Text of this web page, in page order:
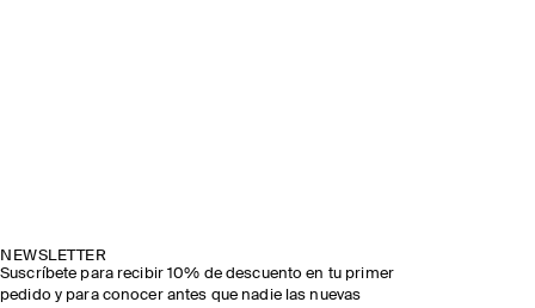
NEWSLETTER
Suscríbete para recibir 10% de descuento en tu primer
pedido y para conocer antes que nadie las nuevas